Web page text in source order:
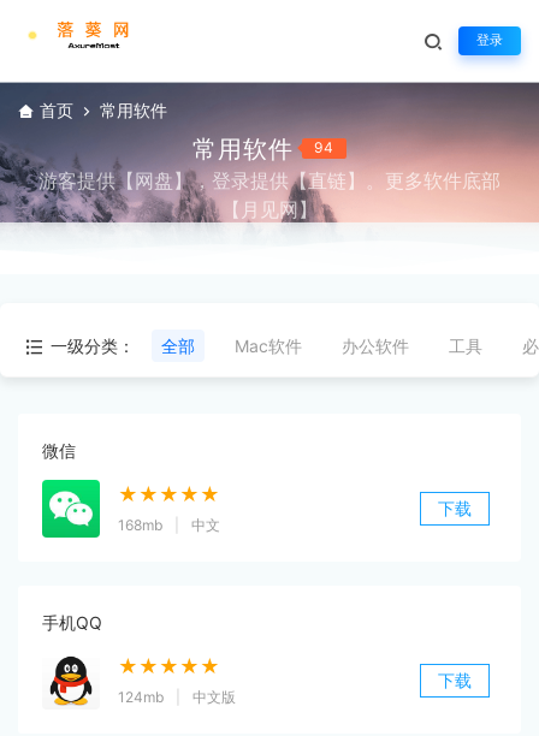
登录
首页 常用软件
常用软件 94
游客提供【网盘】，登录提供【直链】。更多软件底部
【月见网】
一级分类： 全部 Mac软件 办公软件 工具
微信
★★★★★
168mb 中文
下载
手机QQ
★★★★★
124mb 中文版
下载